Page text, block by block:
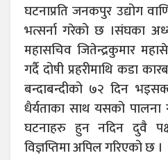
घटनाप्रति जनकपुर उद्योग
भत्सर्ना गरेको छ ।संघका
महासचिव जितेन्द्रकुमार
गर्दै दोषी प्रहरीमाथि कडा
बन्दाबन्दीको ७२ दिन
धैर्यताका साथ यसको पालना
घटनाहरु हुन नदिन दुवै
विज्ञप्तिमा अपिल गरिएको छ ।